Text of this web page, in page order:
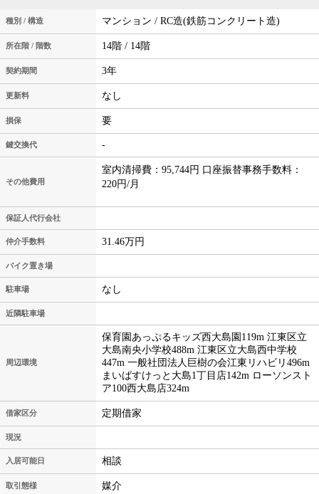
種別 / 構造 マンション / RC造(鉄筋コンクリート造)
所在階 / 階数 14階 / 14階
契約期間 3年
更新料 なし
損保 要
鍵交換代 -
その他費用
室内清掃費：95,744円 口座振替事務手数料：
220円/月
保証人代行会社
仲介手数料 31.46万円
バイク置き場
駐車場 なし
近隣駐車場
周辺環境
保育園あっぷるキッズ西大島園119m 江東区立
大島南央小学校488m 江東区立大島西中学校
447m 一般社団法人巨樹の会江東リハビリ496m
まいばすけっと大島1丁目店142m ローソンスト
ア100西大島店324m
借家区分 定期借家
現況
入居可能日 相談
取引態様 媒介